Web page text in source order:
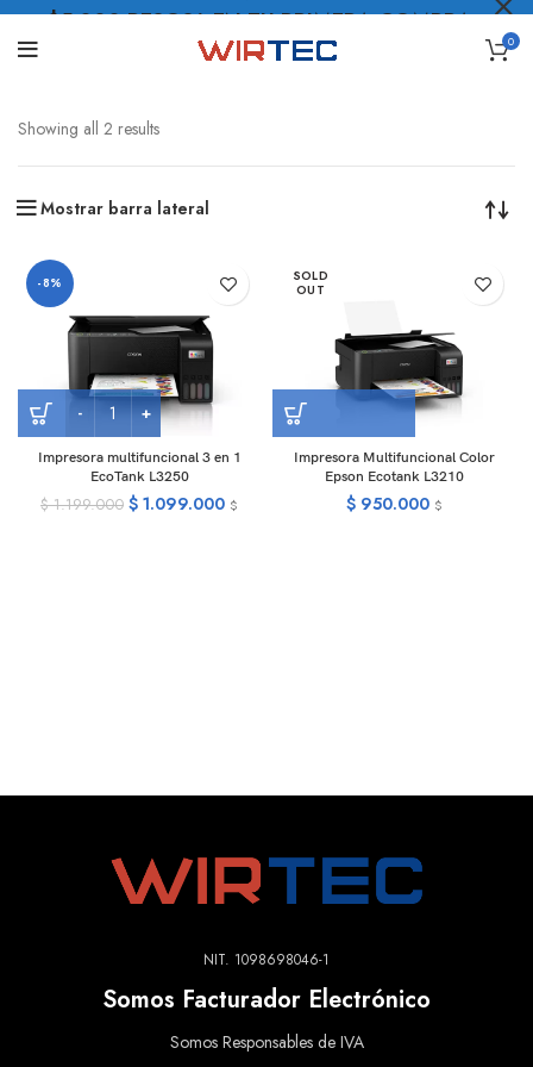
0
Showing all 2 results
Mostrar barra lateral
-8%
Impresora multifuncional 3 en 1
EcoTank L3250
$1.199.000 $ 1.099.000 $
SOLD
OUT
Impresora Multifuncional Color
Epson Ecotank L3210
$950.000 $
NIT. 1098698046-1
Somos Facturador Electrónico
Somos Responsables de IVA
$5.000 PESOS* EN TU PRIMERA COMPRA